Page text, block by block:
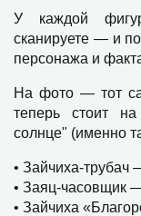
У каждой
сканируете — и
персонажа и
На фото — тот
теперь стоит
солнце" (именно
•
• Заяц‑часовщик
• Зайчиха